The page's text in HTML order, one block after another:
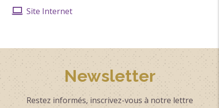
Site Internet
Newsletter
Restez informés, inscrivez-vous à notre lettre